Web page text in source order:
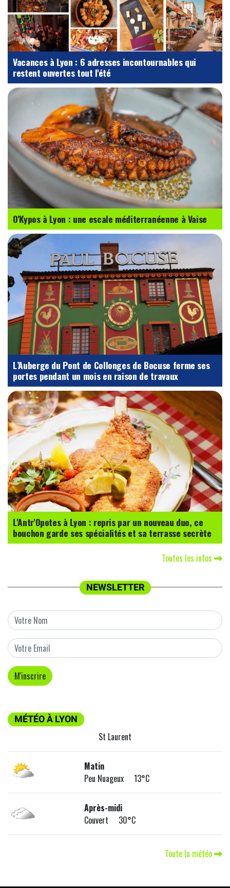
Vacances à Lyon : 6 adresses incontournables qui
restent ouvertes tout l'été
O'Kypos à Lyon : une escale méditerranéenne à Vaise
L’Auberge du Pont de Collonges de Bocuse ferme ses
portes pendant un mois en raison de travaux
L'Antr'Opotes à Lyon : repris par un nouveau duo, ce
bouchon garde ses spécialités et sa terrasse secrète
Toutes les infos
NEWSLETTER
MÉTÉO À LYON
St Laurent
Matin
Peu Nuageux 13°C
Après-midi
Couvert 30°C
Toute la météo